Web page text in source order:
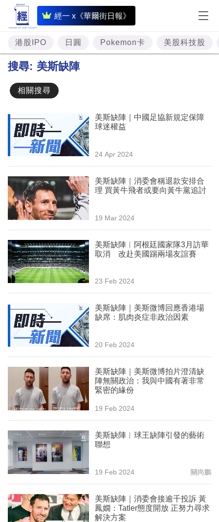
經一 x《華爾街日報》
即
時
財
經
樓
市
理
財
商
科
技
職
場
活
專
欄
訂
閱
專
區
港股IPO 日圓 Pokemon卡 美股科技股
搜尋: 美斯缺陣
相關搜尋
美斯缺陣｜中國足協新規定保障
球迷權益
24 Apr 2024
美斯缺陣｜消委會稱退款安排合
理 買黃牛飛者或要向黃牛黨追討
19 Mar 2024
美斯缺陣︱阿根廷國家隊3月訪華
取消 改赴美國踢兩場友誼賽
23 Feb 2024
美斯缺陣｜美斯微博回應香港場
缺席：肌肉炎症非政治因素
20 Feb 2024
美斯缺陣｜美斯微博拍片澄清缺
陣無關政治：我與中國有著非常
緊密的緣份
19 Feb 2024
美斯缺陣︳球王缺陣引發的藝術
聯想
19 Feb 2024 關尚鵬
美斯缺陣｜消委會接逾千投訴 黃
鳳嫺：Tatler態度開放 正努力尋求
解決方案